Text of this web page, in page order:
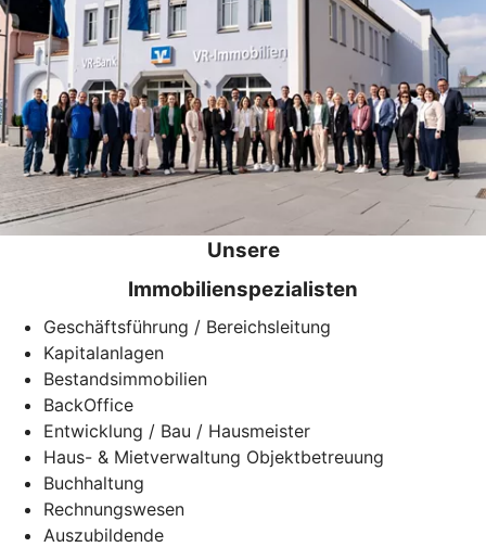
Unsere
Immobilienspezialisten
Geschäftsführung / Bereichsleitung
Kapitalanlagen
Bestandsimmobilien
BackOffice
Entwicklung / Bau / Hausmeister
Haus- & Mietverwaltung Objektbetreuung
Buchhaltung
Rechnungswesen
Auszubildende